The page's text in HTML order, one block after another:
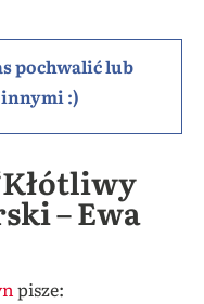
pochwalić lub
:)
– Ewa
pisze: